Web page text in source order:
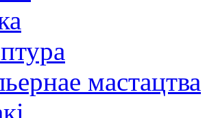
мастацтва